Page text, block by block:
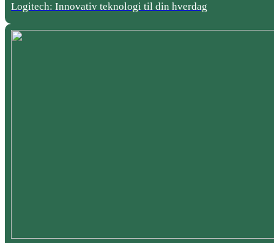
Logitech: Innovativ teknologi til din hverdag